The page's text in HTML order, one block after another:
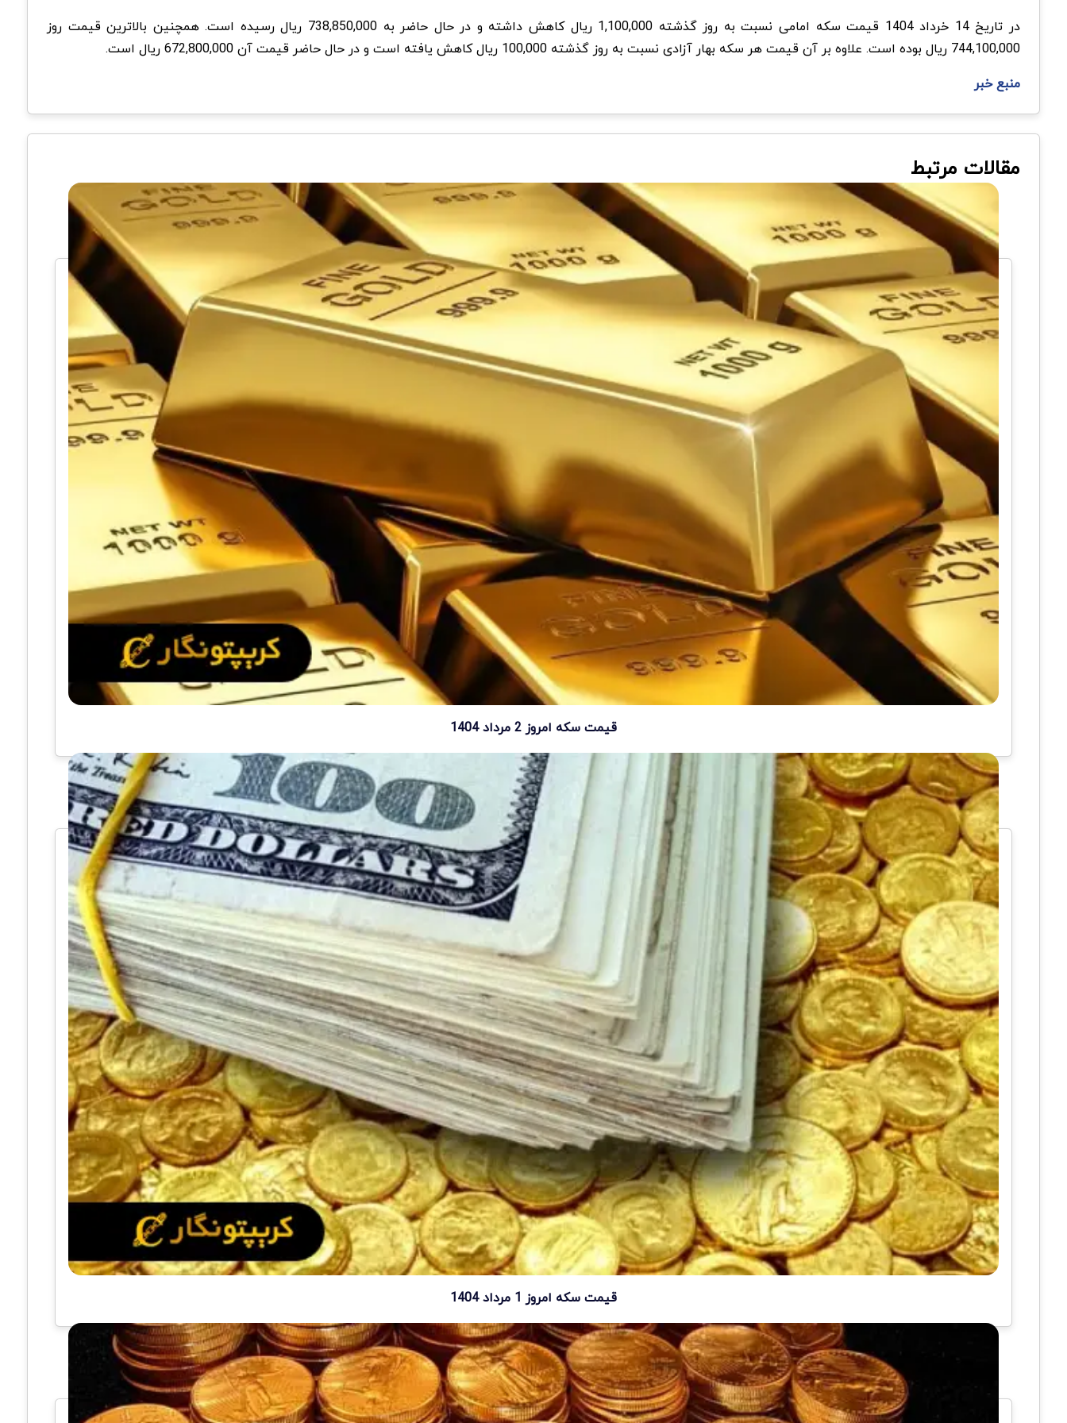
در تاریخ 14 خرداد 1404 قیمت سکه امامی نسبت به روز گذشته 1,100,000 ریال کاهش داشته و در حال حاضر به 738,850,000 ریال رسیده است. همچنین بالاترین قیمت روز
744,100,000 ریال بوده است. علاوه بر آن قیمت هر سکه بهار آزادی نسبت به روز گذشته 100,000 ریال کاهش یافته است و در حال حاضر قیمت آن 672,800,000 ریال است.
منبع خبر
مقالات مرتبط
قیمت سکه امروز 2 مرداد 1404
قیمت سکه امروز 1 مرداد 1404